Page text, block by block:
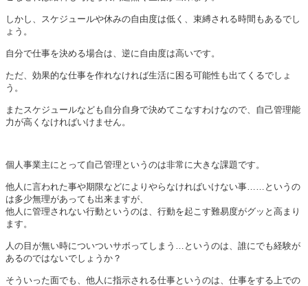
しかし、スケジュールや休みの自由度は低く、束縛される時間もあるでし
ょう。
自分で仕事を決める場合は、逆に自由度は高いです。
ただ、効果的な仕事を作れなければ生活に困る可能性も出てくるでしょ
う。
またスケジュールなども自分自身で決めてこなすわけなので、自己管理能
力が高くなければいけません。
個人事業主にとって自己管理というのは非常に大きな課題です。
他人に言われた事や期限などによりやらなければいけない事……というの
は多少無理があっても出来ますが、
他人に管理されない行動というのは、行動を起こす難易度がグッと高まり
ます。
人の目が無い時についついサボってしまう…というのは、誰にでも経験が
あるのではないでしょうか？
そういった面でも、他人に指示される仕事というのは、仕事をする上での